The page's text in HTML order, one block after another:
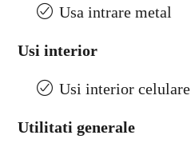
Usa intrare metal
Usi interior
Usi interior celulare
Utilitati generale